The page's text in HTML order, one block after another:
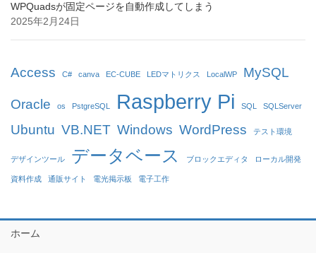
WPQuadsが固定ページを自動作成してしまう
2025年2月24日
Access C# canva EC-CUBE LEDマトリクス LocalWP MySQL
Oracle os PstgreSQL Raspberry Pi SQL SQLServer
Ubuntu VB.NET Windows WordPress テスト環境
デザインツール データベース ブロックエディタ ローカル開発
資料作成 通販サイト 電光掲示板 電子工作
ホーム